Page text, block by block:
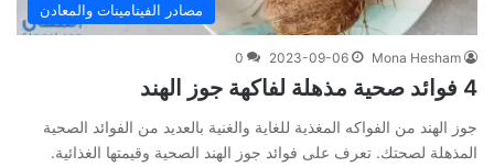
مصادر الفيتامينات والمعادن
Mona Hesham
2023-09-06
0
4 فوائد صحية مذهلة لفاكهة جوز الهند
جوز الهند من الفواكه المغذية للغاية والغنية بالعديد من الفوائد الصحية
المذهلة لصحتك. تعرف على فوائد جوز الهند الصحية وقيمتها الغذائية.